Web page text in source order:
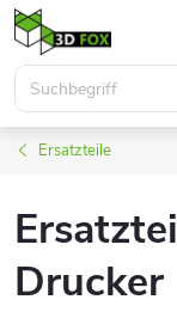
Zum
Inhalt
springen
Ersatzteile
Drucker